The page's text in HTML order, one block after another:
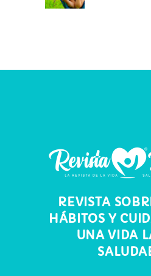
REVISTA
HÁBITOS Y
UNA VIDA